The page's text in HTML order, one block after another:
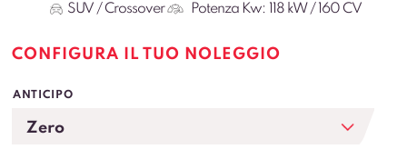
SUV / Crossover
Potenza Kw: 118 kW / 160 CV
CONFIGURA IL TUO NOLEGGIO
ANTICIPO